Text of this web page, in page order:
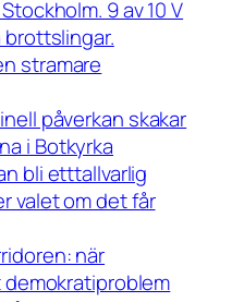
9 av 10 V
brottslingar.
stramare
påverkan skakar
i Botkyrka
bli etttallvarlig
valet om det får
när